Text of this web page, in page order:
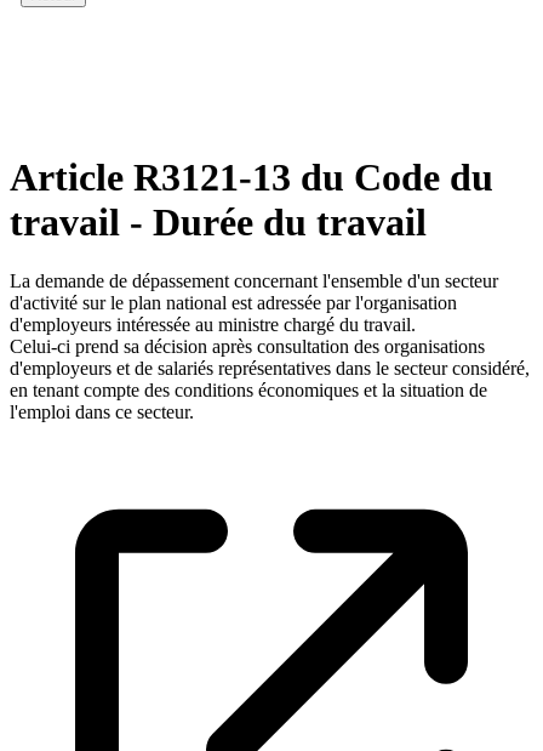
Article R3121-13 du Code du
travail - Durée du travail
La demande de dépassement concernant l'ensemble d'un secteur
d'activité sur le plan national est adressée par l'organisation
d'employeurs intéressée au ministre chargé du travail.
Celui-ci prend sa décision après consultation des organisations
d'employeurs et de salariés représentatives dans le secteur considéré,
en tenant compte des conditions économiques et la situation de
l'emploi dans ce secteur.